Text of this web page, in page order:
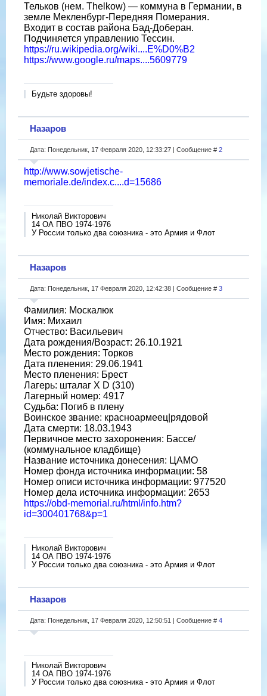
Тельков (нем. Thelkow) — коммуна в Германии, в
земле Мекленбург-Передняя Померания.
Входит в состав района Бад-Доберан.
Подчиняется управлению Тессин.
https://ru.wikipedia.org/wiki....E%D0%B2
https://www.google.ru/maps....5609779
Будьте здоровы!
Назаров
Дата: Понедельник, 17 Февраля 2020, 12:33:27 | Сообщение # 2
http://www.sowjetische-
memoriale.de/index.c....d=15686
Николай Викторович
14 ОА ПВО 1974-1976
У России только два союзника - это Армия и Флот
Назаров
Дата: Понедельник, 17 Февраля 2020, 12:42:38 | Сообщение # 3
Фамилия: Москалюк
Имя: Михаил
Отчество: Васильевич
Дата рождения/Возраст: 26.10.1921
Место рождения: Торков
Дата пленения: 29.06.1941
Место пленения: Брест
Лагерь: шталаг X D (310)
Лагерный номер: 4917
Судьба: Погиб в плену
Воинское звание: красноармеец|рядовой
Дата смерти: 18.03.1943
Первичное место захоронения: Бассе/
(коммунальное кладбище)
Название источника донесения: ЦАМО
Номер фонда источника информации: 58
Номер описи источника информации: 977520
Номер дела источника информации: 2653
https://obd-memorial.ru/html/info.htm?
id=300401768&p=1
Николай Викторович
14 ОА ПВО 1974-1976
У России только два союзника - это Армия и Флот
Назаров
Дата: Понедельник, 17 Февраля 2020, 12:50:51 | Сообщение # 4
Николай Викторович
14 ОА ПВО 1974-1976
У России только два союзника - это Армия и Флот